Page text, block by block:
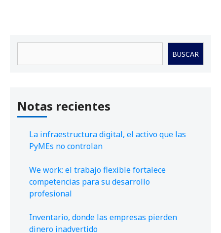
BUSCAR
Notas recientes
La infraestructura digital, el activo que las
PyMEs no controlan
We work: el trabajo flexible fortalece
competencias para su desarrollo
profesional
Inventario, donde las empresas pierden
dinero inadvertido